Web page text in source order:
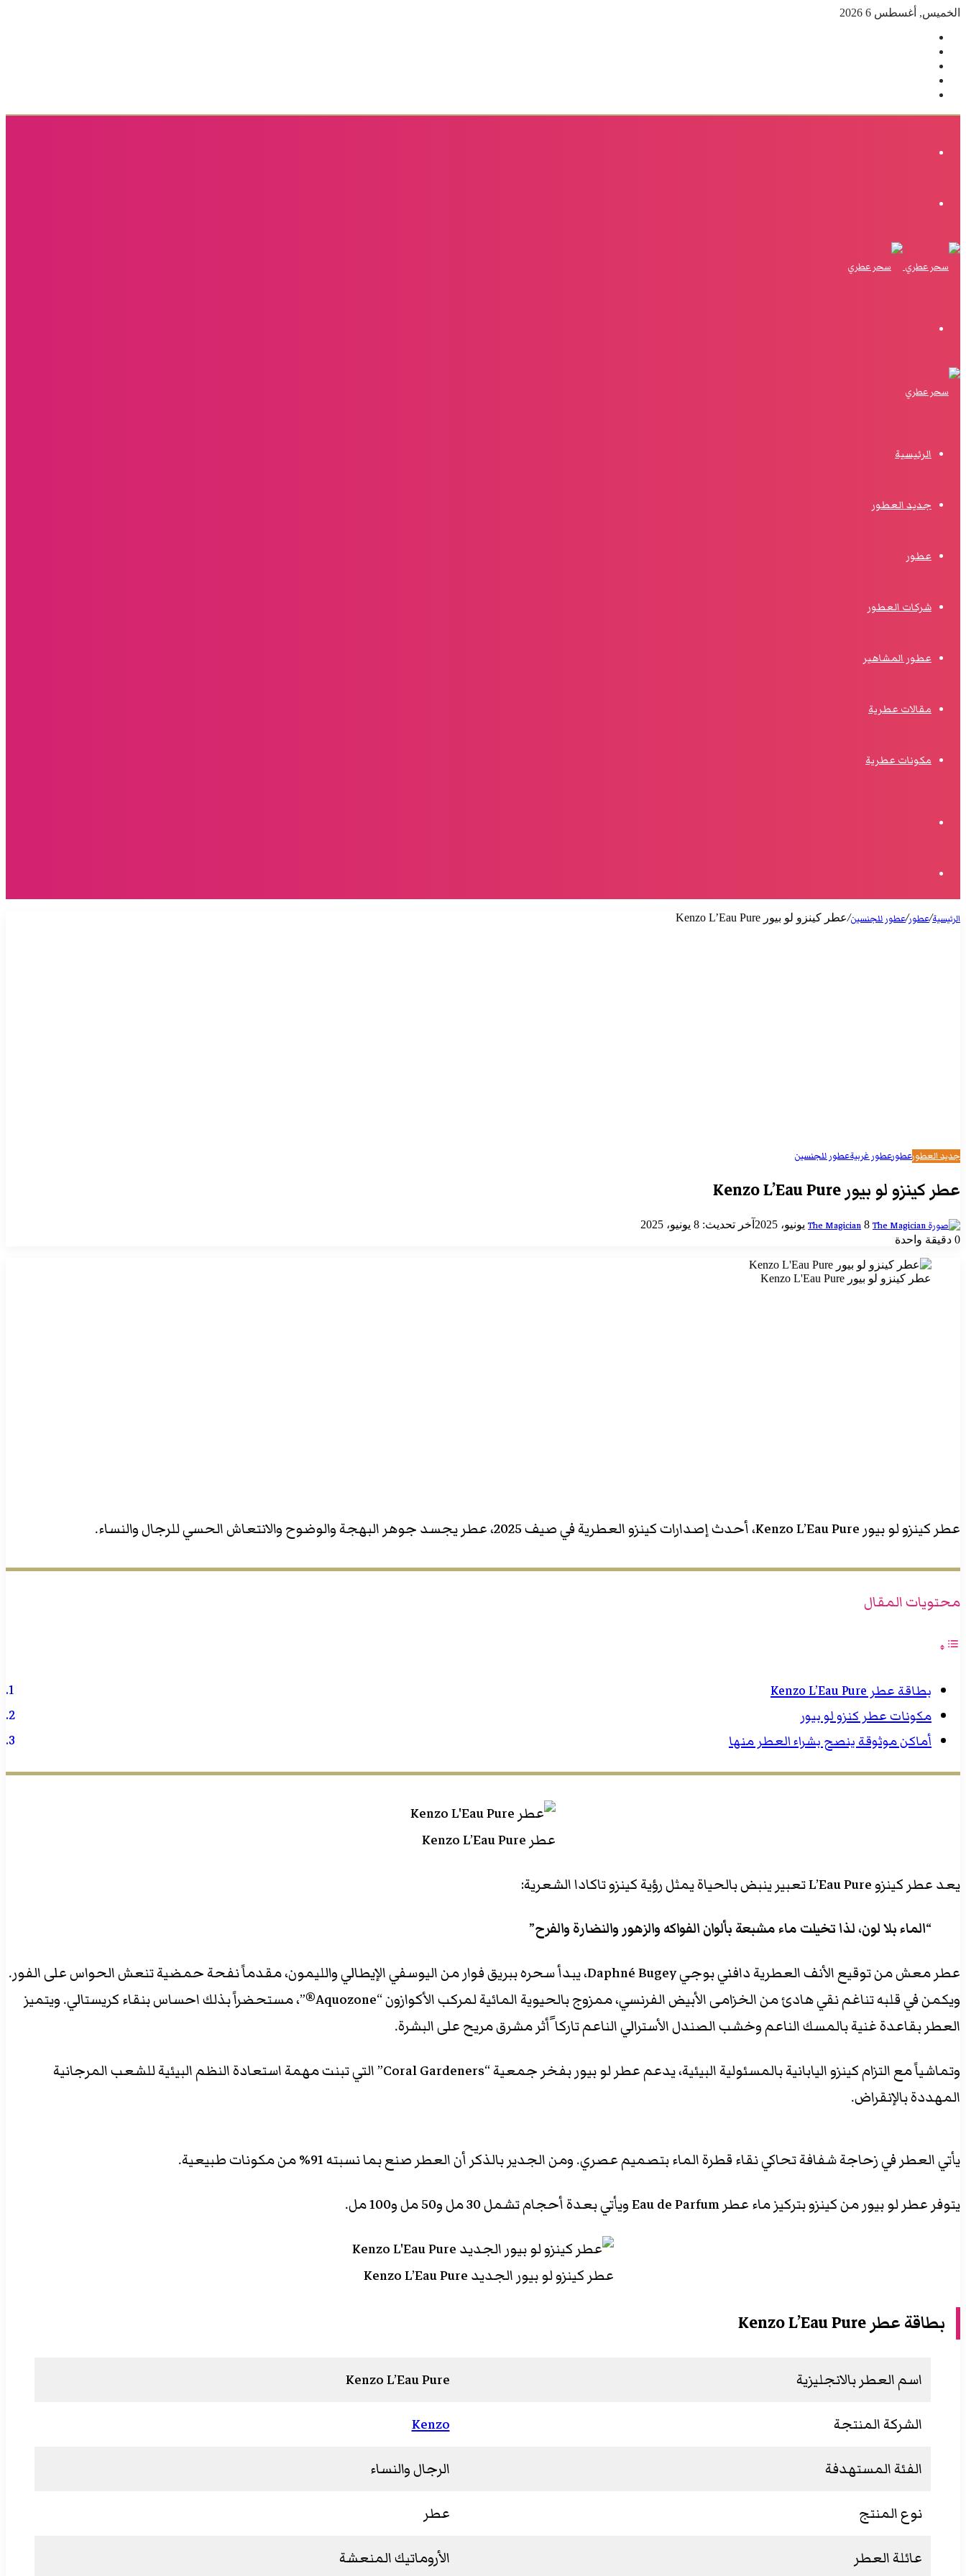
الخميس, أغسطس 6 2026
الرئيسية
جديد العطور
عطور
شركات العطور
عطور المشاهير
مقالات عطرية
مكونات عطرية
الرئيسية/عطور/عطور للجنسين/عطر كينزو لو بيور Kenzo L’Eau Pure
جديد العطورعطورعطور غربيةعطور للجنسين
عطر كينزو لو بيور Kenzo L’Eau Pure
The Magician
أرسل8 يونيو، 2025
آخر تحديث: 8 يونيو، 2025
0 دقيقة واحدة
عطر كينزو لو بيور Kenzo L'Eau Pure
عطر كينزو لو بيور Kenzo L’Eau Pure، أحدث إصدارات كينزو العطرية في صيف 2025، عطر يجسد جوهر البهجة والوضوح والانتعاش الحسي للرجال والنساء.
محتويات المقال
بطاقة عطر Kenzo L’Eau Pure
مكونات عطر كنزو لو بيور
أماكن موثوقة ينصح بشراء العطر منها
عطر Kenzo L’Eau Pure
يعد عطر كينزو L’Eau Pure تعبير ينبض بالحياة يمثل رؤية كينزو تاكادا الشعرية:
“الماء بلا لون، لذا تخيلت ماء مشبعة بألوان الفواكه والزهور والنضارة والفرح”
عطر معش من توقيع الأنف العطرية دافني بوجي Daphné Bugey، يبدأ سحره ببريق فوار من اليوسفي الإيطالي والليمون، مقدماً نفحة حمضية تنعش الحواس على الفور.
ويكمن في قلبه تناغم نقي هادئ من الخزامى الأبيض الفرنسي، ممزوج بالحيوية المائية لمركب الأكوازون “Aquozone®”، مستحضراً بذلك احساس بنقاء كريستالي. ويتميز
العطر بقاعدة غنية بالمسك الناعم وخشب الصندل الأسترالي الناعم تاركا ًأثر مشرق مريح على البشرة.
وتماشياً مع التزام كينزو اليابانية بالمسئولية البيئية، يدعم عطر لو بيور بفخر جمعية “Coral Gardeners” التي تبنت مهمة استعادة النظم البيئية للشعب المرجانية
المهددة بالإنقراض.
يأتي العطر في زحاجة شفافة تحاكي نقاء قطرة الماء بتصميم عصري. ومن الجدير بالذكر أن العطر صنع بما نسبته 91% من مكونات طبيعية.
يتوفر عطر لو بيور من كينزو بتركيز ماء عطر Eau de Parfum ويأتي بعدة أحجام تشمل 30 مل و50 مل و100 مل.
عطر كينزو لو بيور الجديد Kenzo L’Eau Pure
بطاقة عطر Kenzo L’Eau Pure
اسم العطر بالانجليزية Kenzo L’Eau Pure
الشركة المنتجة Kenzo
الفئة المستهدفة الرجال والنساء
نوع المنتج عطر
عائلة العطر الأروماتيك المنعشة